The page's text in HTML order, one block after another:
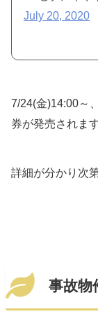
July 20, 2020
7/24(金)14:00～
券が発売されます
詳細が分かり次
事故物